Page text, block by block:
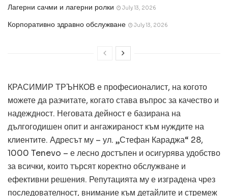
Лагерни сачми и лагерни ролки July 13, 2026
Корпоративно здравно обслужване July 13, 2026
КРАСИМИР ТРЪНКОВ е професионалист, на когото
можете да разчитате, когато става въпрос за качество и
надеждност. Неговата дейност е базирана на
дългогодишен опит и ангажираност към нуждите на
клиентите. Адресът му – ул. „Стефан Караджа“ 28,
1000 Tenevo – е лесно достъпен и осигурява удобство
за всички, които търсят коректно обслужване и
ефективни решения. Репутацията му е изградена чрез
последователност, внимание към детайлите и стремеж